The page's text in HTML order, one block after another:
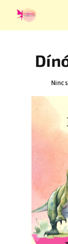
A
ből
0,0